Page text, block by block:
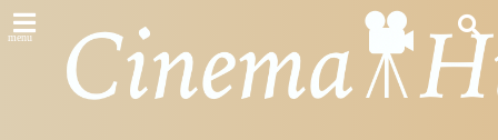
menu